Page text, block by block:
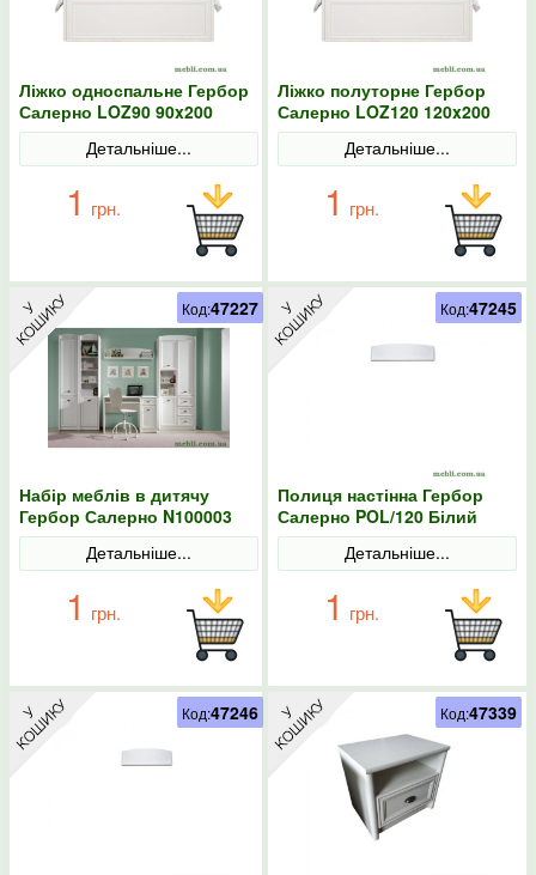
Ліжко односпальне Гербор
Салерно LOZ90 90x200
Білий
Детальніше...
1 грн.
Ліжко полуторне Гербор
Салерно LOZ120 120x200
Білий
Детальніше...
1 грн.
Набір меблів в дитячу
Гербор Салерно N100003
Білий
Детальніше...
1 грн.
Код:47227
Полиця настінна Гербор
Салерно POL/120 Білий
Детальніше...
1 грн.
Код:47245
Код:47246 Код:47339